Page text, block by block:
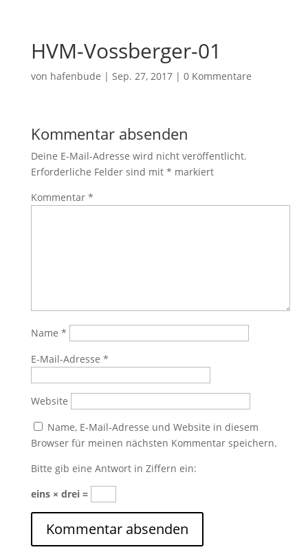
HVM-Vossberger-01
von hafenbude | Sep. 27, 2017| 0 Kommentare
Kommentar absenden
Deine E-Mail-Adresse wird nicht veröffentlicht.
Erforderliche Felder sind mit * markiert
Kommentar *
Name *
E-Mail-Adresse *
Website
Name, E-Mail-Adresse und Website in diesem
Browser für meinen nächsten Kommentar speichern.
Bitte gib eine Antwort in Ziffern ein:
eins × drei =